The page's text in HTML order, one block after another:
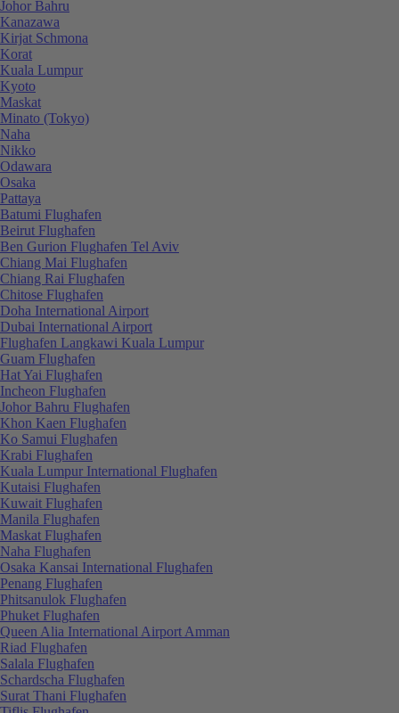
Johor Bahru
Kanazawa
Kirjat Schmona
Korat
Kuala Lumpur
Kyoto
Maskat
Minato (Tokyo)
Naha
Nikko
Odawara
Osaka
Pattaya
Batumi Flughafen
Beirut Flughafen
Ben Gurion Flughafen Tel Aviv
Chiang Mai Flughafen
Chiang Rai Flughafen
Chitose Flughafen
Doha International Airport
Dubai International Airport
Flughafen Langkawi Kuala Lumpur
Guam Flughafen
Hat Yai Flughafen
Incheon Flughafen
Johor Bahru Flughafen
Khon Kaen Flughafen
Ko Samui Flughafen
Krabi Flughafen
Kuala Lumpur International Flughafen
Kutaisi Flughafen
Kuwait Flughafen
Manila Flughafen
Maskat Flughafen
Naha Flughafen
Osaka Kansai International Flughafen
Penang Flughafen
Phitsanulok Flughafen
Phuket Flughafen
Queen Alia International Airport Amman
Riad Flughafen
Salala Flughafen
Schardscha Flughafen
Surat Thani Flughafen